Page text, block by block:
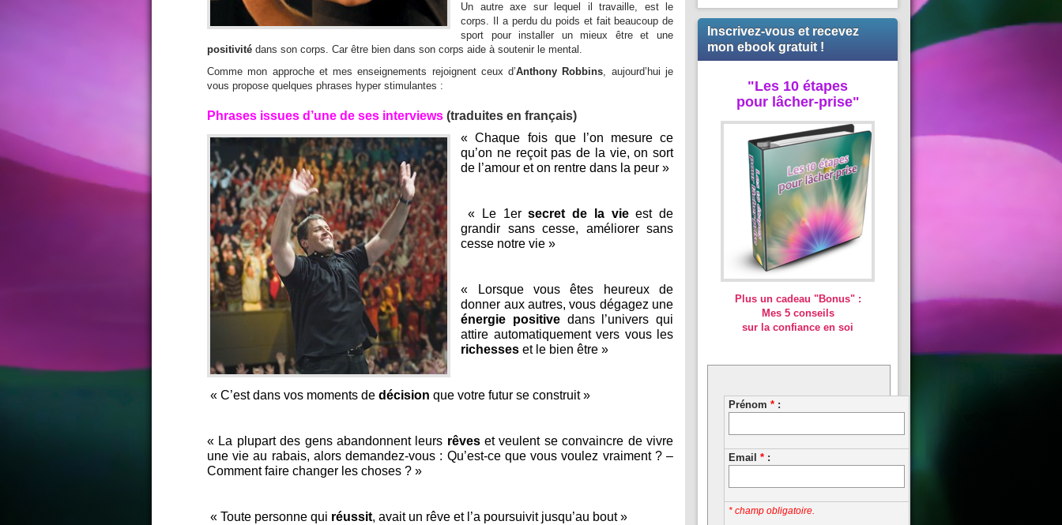
Un autre axe sur lequel il travaille, est le
corps. Il a perdu du poids et fait beaucoup de
sport pour installer un mieux être et une
positivité dans son corps. Car être bien dans son corps aide à soutenir le mental.
Comme mon approche et mes enseignements rejoignent ceux d’Anthony Robbins, aujourd’hui je
vous propose quelques phrases hyper stimulantes :
Phrases issues d’une de ses interviews (traduites en français)
« Chaque fois que l’on mesure ce
qu’on ne reçoit pas de la vie, on sort
de l’amour et on rentre dans la peur »
« Le 1ersecret de la vieest de
grandir sans cesse, améliorer sans
cesse notre vie »
« Lorsque vous êtes heureux de
donner aux autres, vous dégagez une
énergie positive dans l’univers qui
attire automatiquement vers vous les
richesses et le bien être »
« C’est dans vos moments de décision que votre futur se construit »
« La plupart des gens abandonnent leurs rêveset veulent se convaincre de vivre
une vie au rabais, alors demandez-vous : Qu’est-ce que vous voulez vraiment ? –
Comment faire changer les choses ? »
« Toute personne qui réussit, avait un rêve et l’a poursuivit jusqu’au bout »
Inscrivez-vous et recevez
mon ebook gratuit !
"Les 10 étapes
pour lâcher-prise"
Plus un cadeau "Bonus" :
Mes 5 conseils
sur la confiance en soi
Prénom * :
Email * :
* champ obligatoire.